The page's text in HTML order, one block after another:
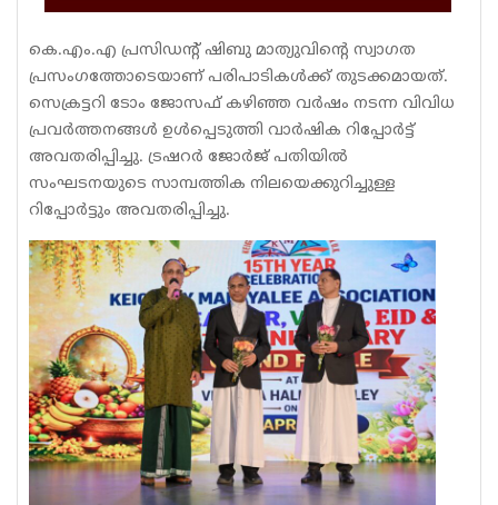
കെ.എം.എ പ്രസിഡന്റ് ഷിബു മാത്യുവിന്റെ സ്വാഗത
പ്രസംഗത്തോടെയാണ് പരിപാടികൾക്ക് തുടക്കമായത്.
സെക്രട്ടറി ടോം ജോസഫ് കഴിഞ്ഞ വർഷം നടന്ന വിവിധ
പ്രവർത്തനങ്ങൾ ഉൾപ്പെടുത്തി വാർഷിക റിപ്പോർട്ട്
അവതരിപ്പിച്ചു. ട്രഷറർ ജോർജ് പതിയിൽ
സംഘടനയുടെ സാമ്പത്തിക നിലയെക്കുറിച്ചുള്ള
റിപ്പോർട്ടും അവതരിപ്പിച്ചു.